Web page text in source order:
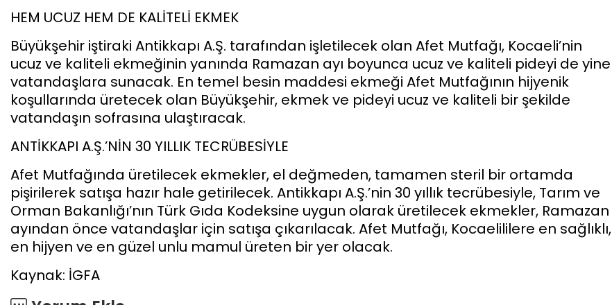
HEM UCUZ HEM DE KALİTELİ EKMEK
Büyükşehir iştiraki Antikkapı A.Ş. tarafından işletilecek olan Afet Mutfağı, Kocaeli’nin
ucuz ve kaliteli ekmeğinin yanında Ramazan ayı boyunca ucuz ve kaliteli pideyi de yine
vatandaşlara sunacak. En temel besin maddesi ekmeği Afet Mutfağının hijyenik
koşullarında üretecek olan Büyükşehir, ekmek ve pideyi ucuz ve kaliteli bir şekilde
vatandaşın sofrasına ulaştıracak.
ANTİKKAPI A.Ş.’NİN 30 YILLIK TECRÜBESİYLE
Afet Mutfağında üretilecek ekmekler, el değmeden, tamamen steril bir ortamda
pişirilerek satışa hazır hale getirilecek. Antikkapı A.Ş.’nin 30 yıllık tecrübesiyle, Tarım ve
Orman Bakanlığı’nın Türk Gıda Kodeksine uygun olarak üretilecek ekmekler, Ramazan
ayından önce vatandaşlar için satışa çıkarılacak. Afet Mutfağı, Kocaelililere en sağlıklı,
en hijyen ve en güzel unlu mamul üreten bir yer olacak.
Kaynak: İGFA